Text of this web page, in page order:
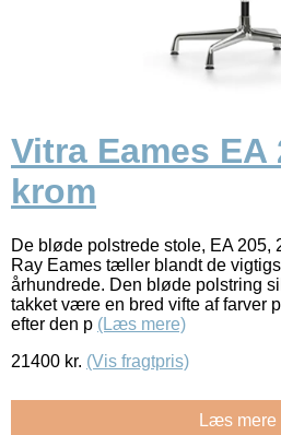
Vitra Eames EA
krom
De bløde polstrede stole, EA 205,
Ray Eames tæller blandt de
århundrede. Den bløde polstring
takket være en bred vifte af farver
efter den p (Læs mere)
21400 kr. (Vis fragtpris)
Læs mere